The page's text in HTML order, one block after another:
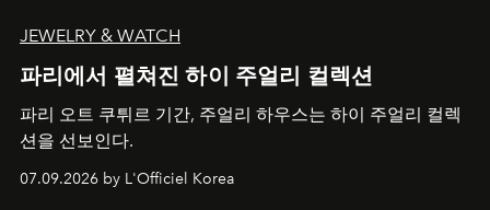
JEWELRY & WATCH
파리에서 펼쳐진 하이 주얼리 컬렉션
파리 오트 쿠튀르 기간, 주얼리 하우스는 하이 주얼리 컬렉
션을 선보인다.
07.09.2026 by L'Officiel Korea